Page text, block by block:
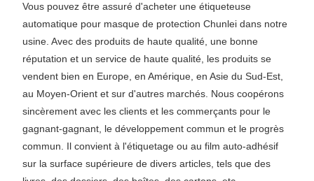
Vous pouvez être assuré d'acheter une étiqueteuse
automatique pour masque de protection Chunlei dans notre
usine. Avec des produits de haute qualité, une bonne
réputation et un service de haute qualité, les produits se
vendent bien en Europe, en Amérique, en Asie du Sud-Est,
au Moyen-Orient et sur d'autres marchés. Nous coopérons
sincèrement avec les clients et les commerçants pour le
gagnant-gagnant, le développement commun et le progrès
commun. Il convient à l'étiquetage ou au film auto-adhésif
sur la surface supérieure de divers articles, tels que des